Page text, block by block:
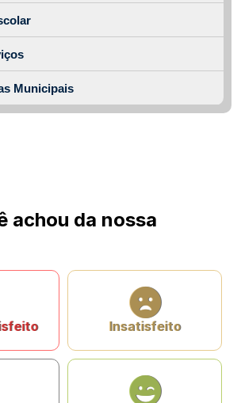
Municipais
achou da nossa
Insatisfeito